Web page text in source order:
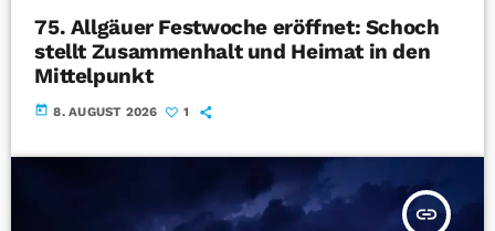
75. Allgäuer Festwoche eröffnet: Schoch
stellt Zusammenhalt und Heimat in den
Mittelpunkt
today 8. AUGUST 2026 1
insert_link